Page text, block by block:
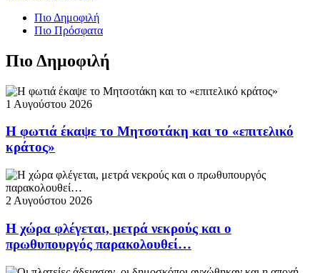
Πιο Δημοφιλή
Πιο Πρόσφατα
Πιο Δημοφιλή
1 Αυγούστου 2026
Η φωτιά έκαψε το Μητσοτάκη και το «επιτελικό
κράτος»
2 Αυγούστου 2026
Η χώρα φλέγεται, μετρά νεκρούς και ο
πρωθυπουργός παρακολουθεί…